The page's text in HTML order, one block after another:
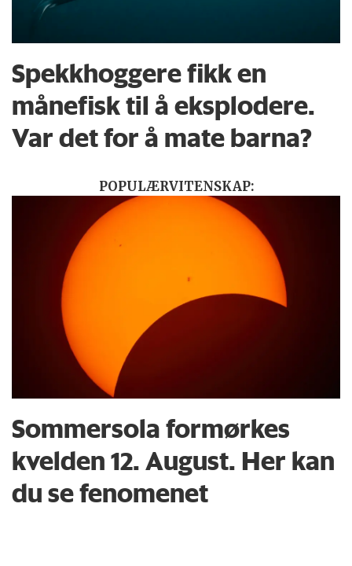
Spekkhoggere fikk en
månefisk til å eksplodere.
Var det for å mate barna?
POPULÆRVITENSKAP:
Sommersola formørkes
kvelden 12. August. Her kan
du se fenomenet